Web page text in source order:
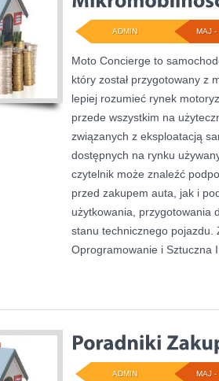
MAJ -
ADMIN
Moto Concierge to
który został przygotowany z
lepiej rozumieć rynek
przede wszystkim na
związanych z eksploatacją
dostępnych na rynku
czytelnik może znaleźć
przed zakupem auta, jak i
użytkowania, przygotowania
stanu technicznego pojazdu.
Oprogramowanie i Sztuczna
MAJ -
ADMIN